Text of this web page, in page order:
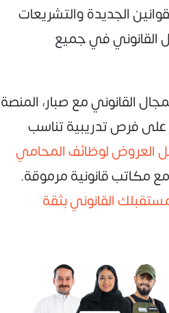
الجديدة والتشريعات
القانوني في جميع
القانوني مع صبار، المنصة
على فرص تدريبية تناسب
العروض لوظائف المحامي
مكاتب قانونية مرموقة.
القانوني بثقة